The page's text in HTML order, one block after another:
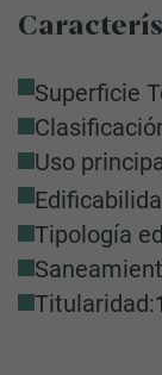
Superficie
Uso
Tipología
Titularidad: